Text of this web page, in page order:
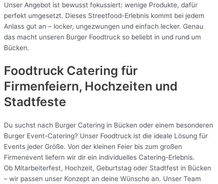
Unser Angebot ist bewusst fokussiert: wenige Produkte, dafür
perfekt umgesetzt. Dieses Streetfood-Erlebnis kommt bei jedem
Anlass gut an – locker, ungezwungen und einfach lecker. Genau
das macht unseren Burger Foodtruck so beliebt in und rund um
Bücken.
Foodtruck Catering für
Firmenfeiern, Hochzeiten und
Stadtfeste
Du suchst nach Burger Catering in Bücken oder einem besonderen
Burger Event-Catering? Unser Foodtruck ist die ideale Lösung für
Events jeder Größe. Von der kleinen Feier bis zum großen
Firmenevent liefern wir dir ein individuelles Catering-Erlebnis.
Ob Mitarbeiterfest, Hochzeit, Geburtstag oder Stadtfest in Bücken
– wir passen unser Konzept an deine Wünsche an. Unser Team